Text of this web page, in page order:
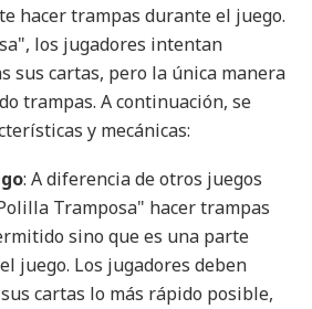
hacer trampas durante el juego.
los jugadores intentan
sus cartas, pero la única manera
trampas. A continuación, se
y mecánicas:
: A diferencia de otros juegos
Tramposa" hacer trampas
sino que es una parte
juego. Los jugadores deben
cartas lo más rápido posible,